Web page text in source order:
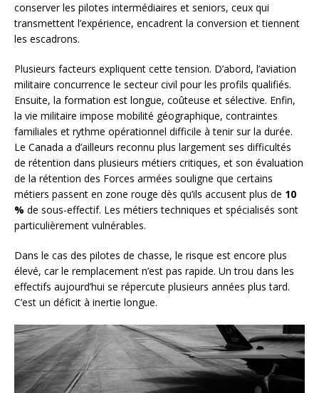
conserver les pilotes intermédiaires et seniors, ceux qui
transmettent l’expérience, encadrent la conversion et tiennent
les escadrons.
Plusieurs facteurs expliquent cette tension. D’abord, l’aviation
militaire concurrence le secteur civil pour les profils qualifiés.
Ensuite, la formation est longue, coûteuse et sélective. Enfin,
la vie militaire impose mobilité géographique, contraintes
familiales et rythme opérationnel difficile à tenir sur la durée.
Le Canada a d’ailleurs reconnu plus largement ses difficultés
de rétention dans plusieurs métiers critiques, et son évaluation
de la rétention des Forces armées souligne que certains
métiers passent en zone rouge dès qu’ils accusent plus de 10
% de sous-effectif. Les métiers techniques et spécialisés sont
particulièrement vulnérables.
Dans le cas des pilotes de chasse, le risque est encore plus
élevé, car le remplacement n’est pas rapide. Un trou dans les
effectifs aujourd’hui se répercute plusieurs années plus tard.
C’est un déficit à inertie longue.